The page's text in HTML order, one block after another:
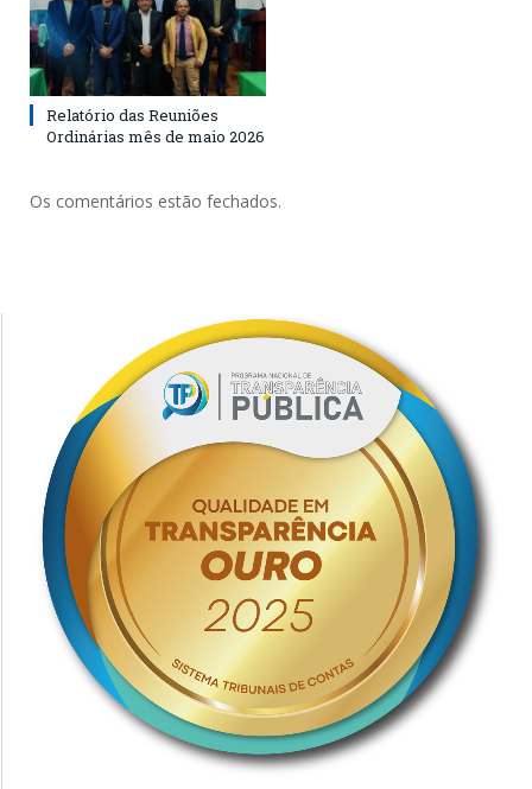
Relatório das Reuniões
Ordinárias mês de maio 2026
Os comentários estão fechados.